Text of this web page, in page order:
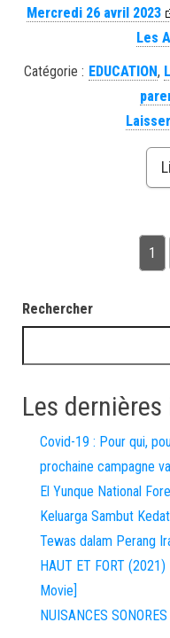
Mercredi 26 avril 2023
Les
Catégorie : EDUCATION,
Pagination 1
Rechercher
Les
Covid-19 : Pour qui,
prochaine campagne
El Yunque National
Keluarga Sambut
Tewas dalam Perang
HAUT ET FORT
Movie]
NUISANCES